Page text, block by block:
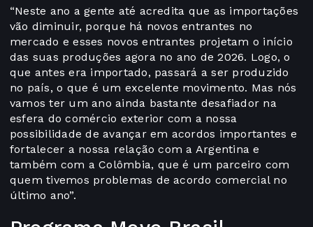
“Neste ano a gente até acredita que as importações
vão diminuir, porque há novos entrantes no
mercado e esses novos entrantes projetam o início
das suas produções agora no ano de 2026. Logo, o
que antes era importado, passará a ser produzido
no país, o que é um excelente movimento. Mas nós
vamos ter um ano ainda bastante desafiador na
esfera do comércio exterior com a nossa
possibilidade de avançar em acordos importantes e
fortalecer a nossa relação com a Argentina e
também com a Colômbia, que é um parceiro com
quem tivemos problemas de acordo comercial no
último ano”.